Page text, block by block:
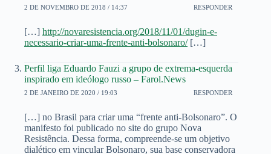
2 DE NOVEMBRO DE 2018 / 14:37 RESPONDER
[…] http://novaresistencia.org/2018/11/01/dugin-e-
necessario-criar-uma-frente-anti-bolsonaro/[…]
Perfil liga Eduardo Fauzi a grupo de extrema-esquerda
inspirado em ideólogo russo – Farol.News
2 DE JANEIRO DE 2020 / 19:03 RESPONDER
[…] no Brasil para criar uma “frente anti-Bolsonaro”. O
manifesto foi publicado no site do grupo Nova
Resistência. Dessa forma, compreende-se um objetivo
dialético em vincular Bolsonaro, sua base conservadora